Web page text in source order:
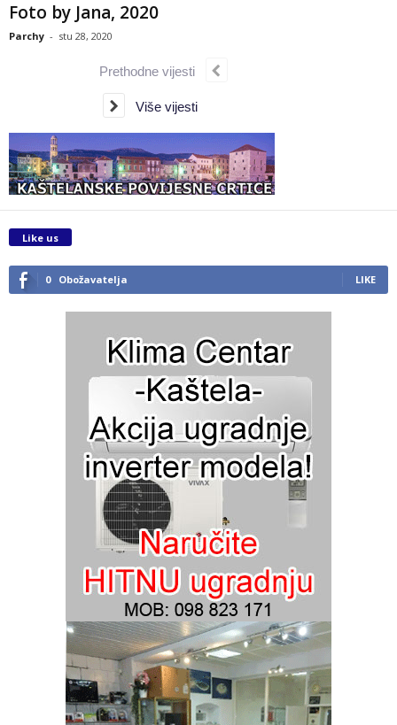
Foto by Jana, 2020
Parchy - stu 28, 2020
Prethodne vijesti
Više vijesti
Like us
0 Obožavatelja LIKE